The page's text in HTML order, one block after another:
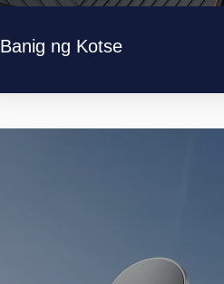
Banig ng Kotse